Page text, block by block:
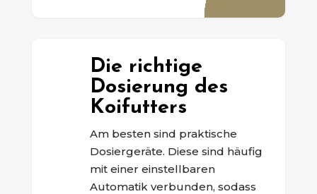
Die richtige
Dosierung des
Koifutters
Am besten sind praktische
Dosiergeräte. Diese sind häufig
mit einer einstellbaren
Automatik verbunden, sodass